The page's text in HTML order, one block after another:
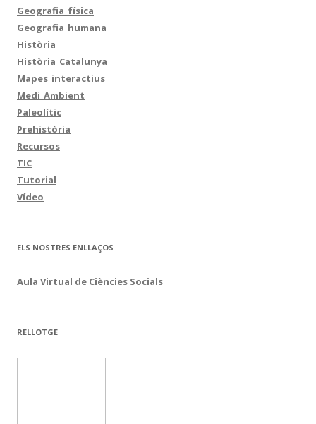
Geografia_física
Geografia_humana
Història
Història_Catalunya
Mapes_interactius
Medi_Ambient
Paleolític
Prehistòria
Recursos
TIC
Tutorial
Vídeo
ELS NOSTRES ENLLAÇOS
Aula Virtual de Ciències Socials
RELLOTGE